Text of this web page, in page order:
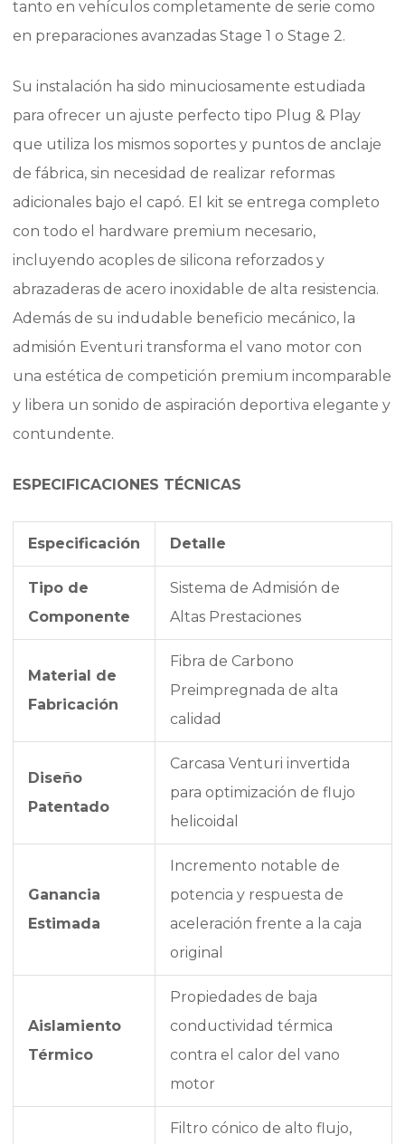
tanto en vehículos completamente de serie como
en preparaciones avanzadas Stage 1 o Stage 2.
Su instalación ha sido minuciosamente estudiada
para ofrecer un ajuste perfecto tipo Plug & Play
que utiliza los mismos soportes y puntos de anclaje
de fábrica, sin necesidad de realizar reformas
adicionales bajo el capó. El kit se entrega completo
con todo el hardware premium necesario,
incluyendo acoples de silicona reforzados y
abrazaderas de acero inoxidable de alta resistencia.
Además de su indudable beneficio mecánico, la
admisión Eventuri transforma el vano motor con
una estética de competición premium incomparable
y libera un sonido de aspiración deportiva elegante y
contundente.
ESPECIFICACIONES TÉCNICAS
Especificación Detalle
Tipo de
Componente
Sistema de Admisión de
Altas Prestaciones
Material de
Fabricación
Fibra de Carbono
Preimpregnada de alta
calidad
Diseño
Patentado
Carcasa Venturi invertida
para optimización de flujo
helicoidal
Ganancia
Estimada
Incremento notable de
potencia y respuesta de
aceleración frente a la caja
original
Aislamiento
Térmico
Propiedades de baja
conductividad térmica
contra el calor del vano
motor
Filtro cónico de alto flujo,